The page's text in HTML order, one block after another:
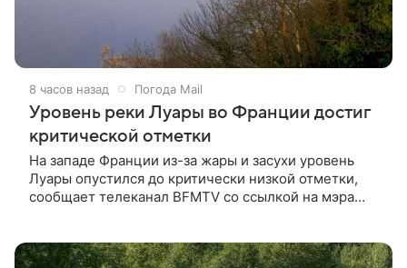
8 часов назад Погода Mail
Уровень реки Луары во Франции достиг
критической отметки
На западе Франции из-за жары и засухи уровень
Луары опустился до критически низкой отметки,
сообщает телеканал BFMTV со ссылкой на мэра